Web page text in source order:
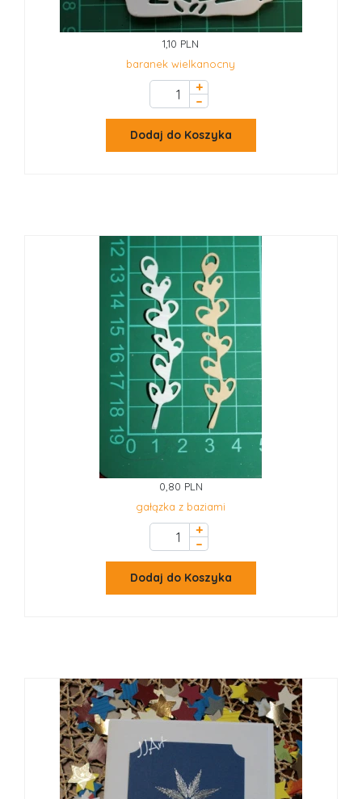
1,10 PLN
baranek wielkanocny
+
–
Dodaj do Koszyka
0,80 PLN
gałązka z baziami
+
–
Dodaj do Koszyka